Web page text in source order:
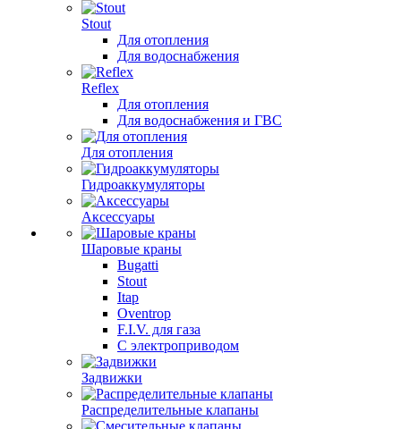
Stout
Для отопления
Для водоснабжения
Reflex
Для отопления
Для водоснабжения и ГВС
Для отопления
Гидроаккумуляторы
Аксессуары
Шаровые краны
Bugatti
Stout
Itap
Oventrop
F.I.V. для газа
С электроприводом
Задвижки
Распределительные клапаны